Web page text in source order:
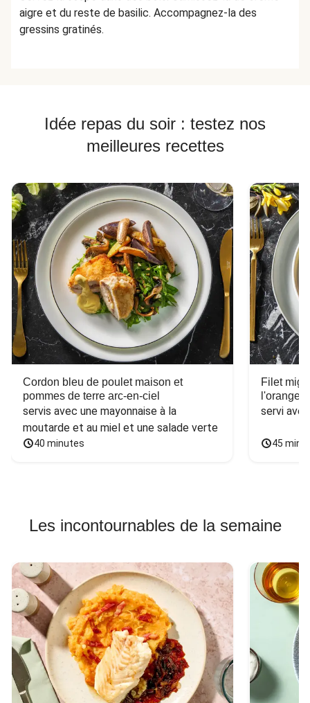
aigre et du reste de basilic. Accompagnez-la des
gressins gratinés.
Idée repas du soir : testez nos
meilleures recettes
Cordon bleu de poulet maison et
pommes de terre arc-en-ciel
servis avec une mayonnaise à la
moutarde et au miel et une salade verte
40 minutes
Filet
l'orange
servi
45
Les incontournables de la semaine